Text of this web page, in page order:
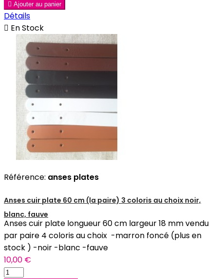
 Ajouter au panier
Détails
 En Stock
Référence: anses plates
Anses cuir plate 60 cm (la paire) 3 coloris au choix noir,
blanc, fauve
Anses cuir plate longueur 60 cm largeur 18 mm vendu
par paire 4 coloris au choix -marron foncé (plus en
stock ) -noir -blanc -fauve
10,00 €